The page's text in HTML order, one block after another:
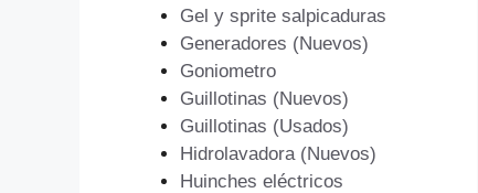
Gel y sprite salpicaduras
Generadores (Nuevos)
Goniometro
Guillotinas (Nuevos)
Guillotinas (Usados)
Hidrolavadora (Nuevos)
Huinches eléctricos